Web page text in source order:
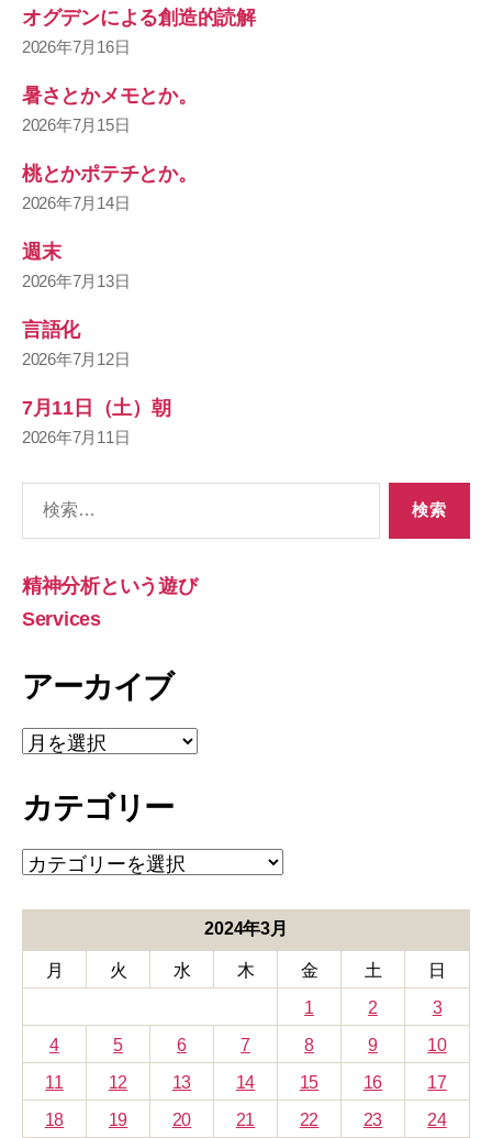
オグデンによる創造的読解
2026年7月16日
暑さとかメモとか。
2026年7月15日
桃とかポテチとか。
2026年7月14日
週末
2026年7月13日
言語化
2026年7月12日
7月11日（土）朝
2026年7月11日
象:
精神分析という遊び
Services
アーカイブ
ア
ー
イ
カテゴリー
カ
テ
ー
2024年3月
月 火 水 木 金 土
日
1
2
3
4
5 6 7 8 9
10
11
12 13 14 15 16
17
18
19 20 21 22 23
24